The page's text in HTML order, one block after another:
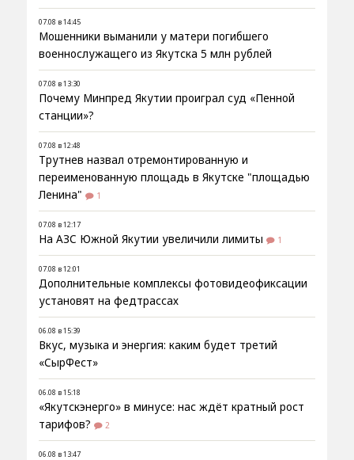
07.08 в 14:45
Мошенники выманили у матери погибшего
военнослужащего из Якутска 5 млн рублей
07.08 в 13:30
Почему Минпред Якутии проиграл суд «Пенной
станции»?
07.08 в 12:48
Трутнев назвал отремонтированную и
переименованную площадь в Якутске "площадью
Ленина"
1
07.08 в 12:17
На АЗС Южной Якутии увеличили лимиты 1
07.08 в 12:01
Дополнительные комплексы фотовидеофиксации
установят на федтрассах
06.08 в 15:39
Вкус, музыка и энергия: каким будет третий
«СырФест»
06.08 в 15:18
«Якутскэнерго» в минусе: нас ждёт кратный рост
тарифов?
2
06.08 в 13:47